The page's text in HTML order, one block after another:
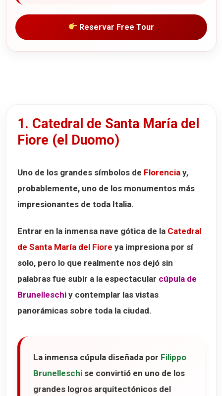
Reservar Free Tour
1. Catedral de Santa María del
Fiore (el Duomo)
Uno de los grandes símbolos de Florencia y,
probablemente, uno de los monumentos más
impresionantes de toda Italia.
Entrar en la inmensa nave gótica de la Catedral
de Santa María del Fiore ya impresiona por sí
solo, pero lo que realmente nos dejó sin
palabras fue subir a la espectacular cúpula de
Brunelleschi y contemplar las vistas
panorámicas sobre toda la ciudad.
La inmensa cúpula diseñada por Filippo
Brunelleschi se convirtió en uno de los
grandes logros arquitectónicos del